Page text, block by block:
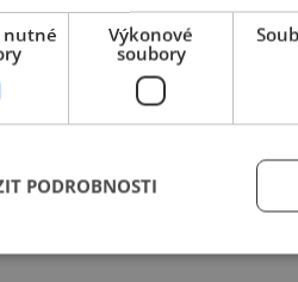
nutné
Výkonové
soubory
PODROBNOSTI